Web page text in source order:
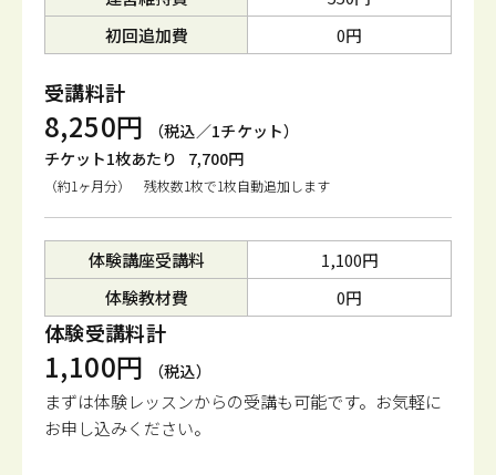
初回追加費
0円
受講料計
8,250円
（税込／1チケット）
チケット1枚あたり
7,700円
（約1ヶ月分） 残枚数1枚で1枚自動追加します
体験講座受講料
1,100円
体験教材費
0円
体験受講料計
1,100円 （税込）
まずは体験レッスンからの受講も可能です。 お気軽に
お申し込みください。